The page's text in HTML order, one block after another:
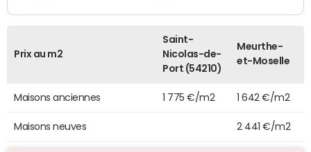
Prix au m2
Saint-
Nicolas-de-
Port (54210)
Meurthe-
et-Moselle
Maisons anciennes 1 775 €/m2 1 642 €/m2
Maisons neuves 2 441 €/m2